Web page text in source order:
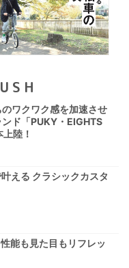
ワクワク感を加速させ
ド「PUKY・EIGHTS
陸！
える クラシックカスタ
能も見た目もリフレッ